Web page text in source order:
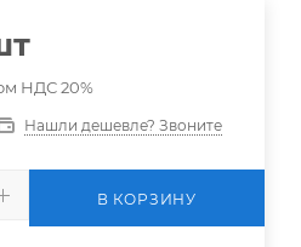
НДС 20%
Нашли дешевле? Звоните
В КОРЗИНУ